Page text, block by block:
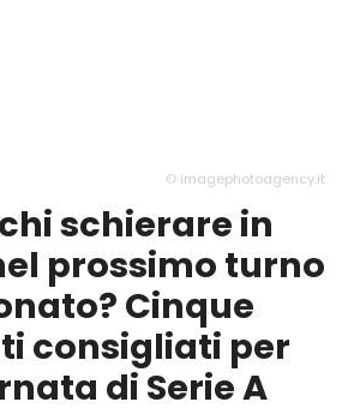
© imagephotoagency.it
schierare in
prossimo turno
Cinque
consigliati per
di Serie A